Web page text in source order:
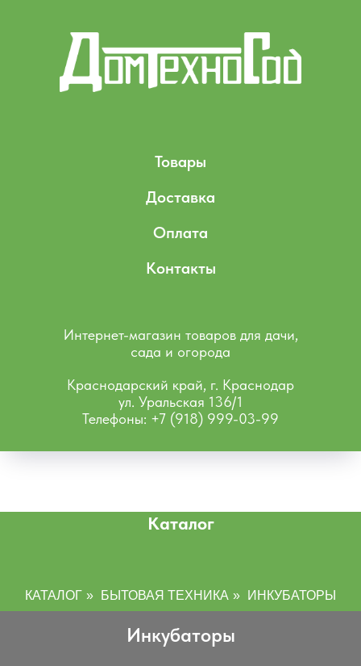
Товары
Доставка
Оплата
Контакты
Интернет-магазин товаров для дачи,
сада и огорода
Краснодарский край, г. Краснодар
ул. Уральская 136/1
Телефоны: +7 (918) 999-03-99
Каталог
КАТАЛОГ » БЫТОВАЯ ТЕХНИКА » ИНКУБАТОРЫ
Инкубаторы